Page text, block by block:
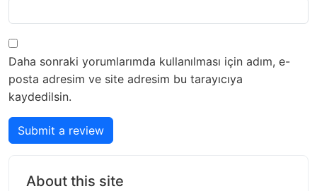
Daha sonraki yorumlarımda kullanılması için adım, e-
posta adresim ve site adresim bu tarayıcıya
kaydedilsin.
Submit a review
About this site